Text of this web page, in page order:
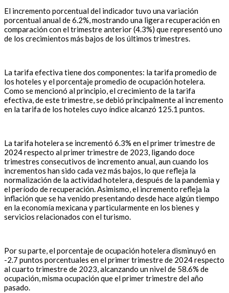
El incremento porcentual del indicador tuvo una variación
porcentual anual de 6.2%, mostrando una ligera recuperación en
comparación con el trimestre anterior (4.3%) que representó uno
de los crecimientos más bajos de los últimos trimestres.
La tarifa efectiva tiene dos componentes: la tarifa promedio de
los hoteles y el porcentaje promedio de ocupación hotelera.
Como se mencionó al principio, el crecimiento de la tarifa
efectiva, de este trimestre, se debió principalmente al incremento
en la tarifa de los hoteles cuyo índice alcanzó 125.1 puntos.
La tarifa hotelera se incrementó 6.3% en el primer trimestre de
2024 respecto al primer trimestre de 2023, ligando doce
trimestres consecutivos de incremento anual, aun cuando los
incrementos han sido cada vez más bajos, lo que refleja la
normalización de la actividad hotelera, después de la pandemia y
el período de recuperación. Asimismo, el incremento refleja la
inflación que se ha venido presentando desde hace algún tiempo
en la economía mexicana y particularmente en los bienes y
servicios relacionados con el turismo.
Por su parte, el porcentaje de ocupación hotelera disminuyó en
-2.7 puntos porcentuales en el primer trimestre de 2024 respecto
al cuarto trimestre de 2023, alcanzando un nivel de 58.6% de
ocupación, misma ocupación que el primer trimestre del año
pasado.